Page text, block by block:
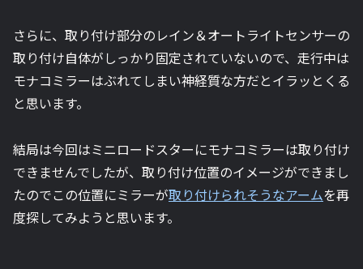
さらに、取り付け部分のレイン＆オートライトセンサーの
取り付け自体がしっかり固定されていないので、走行中は
モナコミラーはぶれてしまい神経質な方だとイラッとくる
と思います。
結局は今回はミニロードスターにモナコミラーは取り付け
できませんでしたが、取り付け位置のイメージができまし
たのでこの位置にミラーが取り付けられそうなアームを再
度探してみようと思います。